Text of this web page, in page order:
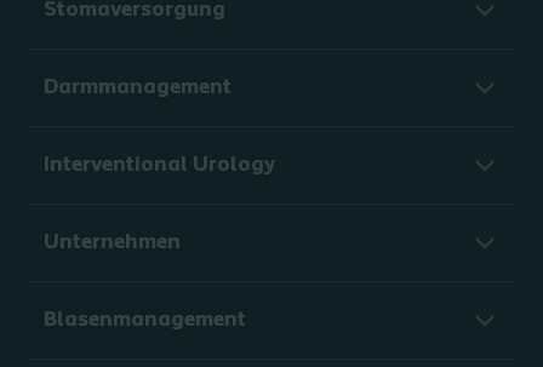
Stomaversorgung
Darmmanagement
Interventional Urology
Unternehmen
Blasenmanagement